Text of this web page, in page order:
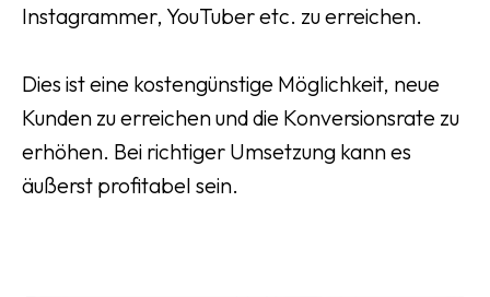
Instagrammer, YouTuber etc. zu erreichen.
Dies ist eine kostengünstige Möglichkeit, neue
Kunden zu erreichen und die Konversionsrate zu
erhöhen. Bei richtiger Umsetzung kann es
äußerst profitabel sein.